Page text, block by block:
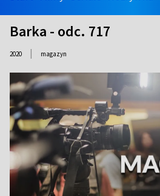
Barka - odc. 717
2020 | magazyn